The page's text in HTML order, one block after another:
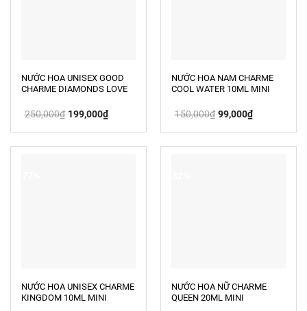
NƯỚC HOA UNISEX GOOD
CHARME DIAMONDS LOVE
250,000₫ Giá
gốc
199,000₫Giá
hiện
199,000₫.
NƯỚC HOA NAM CHARME
COOL WATER 10ML MINI
150,000₫ Giá
gốc
99,000₫Giá
hiện
99,000₫.
NƯỚC HOA UNISEX CHARME
KINGDOM 10ML MINI
NƯỚC HOA NỮ CHARME
QUEEN 20ML MINI